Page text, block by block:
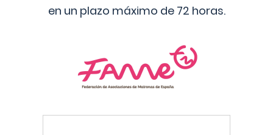
en un plazo máximo de 72 horas.